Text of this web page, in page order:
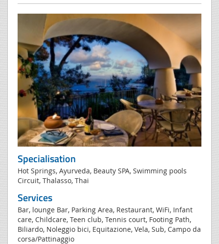
Specialisation
Hot Springs, Ayurveda, Beauty SPA, Swimming pools
Circuit, Thalasso, Thai
Services
Bar, lounge Bar, Parking Area, Restaurant, WiFi, Infant
care, Childcare, Teen club, Tennis court, Footing Path,
Biliardo, Noleggio bici, Equitazione, Vela, Sub, Campo da
corsa/Pattinaggio